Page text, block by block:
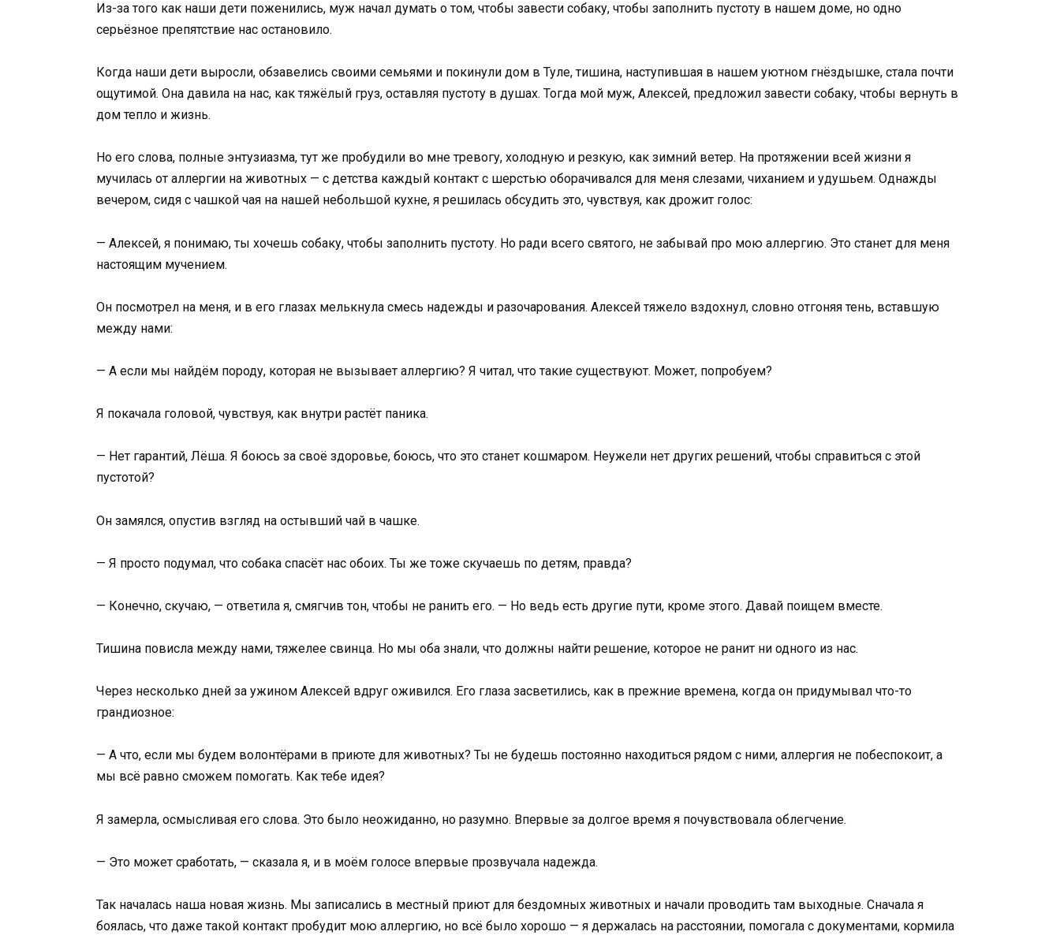
Из-за того как наши дети поженились, муж начал думать о том, чтобы завести собаку, чтобы заполнить пустоту в нашем доме, но одно
серьёзное препятствие нас остановило.
Когда наши дети выросли, обзавелись своими семьями и покинули дом в Туле, тишина, наступившая в нашем уютном гнёздышке, стала почти
ощутимой. Она давила на нас, как тяжёлый груз, оставляя пустоту в душах. Тогда мой муж, Алексей, предложил завести собаку, чтобы вернуть в
дом тепло и жизнь.
Но его слова, полные энтузиазма, тут же пробудили во мне тревогу, холодную и резкую, как зимний ветер. На протяжении всей жизни я
мучилась от аллергии на животных — с детства каждый контакт с шерстью оборачивался для меня слезами, чиханием и удушьем. Однажды
вечером, сидя с чашкой чая на нашей небольшой кухне, я решилась обсудить это, чувствуя, как дрожит голос:
— Алексей, я понимаю, ты хочешь собаку, чтобы заполнить пустоту. Но ради всего святого, не забывай про мою аллергию. Это станет для меня
настоящим мучением.
Он посмотрел на меня, и в его глазах мелькнула смесь надежды и разочарования. Алексей тяжело вздохнул, словно отгоняя тень, вставшую
между нами:
— А если мы найдём породу, которая не вызывает аллергию? Я читал, что такие существуют. Может, попробуем?
Я покачала головой, чувствуя, как внутри растёт паника.
— Нет гарантий, Лёша. Я боюсь за своё здоровье, боюсь, что это станет кошмаром. Неужели нет других решений, чтобы справиться с этой
пустотой?
Он замялся, опустив взгляд на остывший чай в чашке.
— Я просто подумал, что собака спасёт нас обоих. Ты же тоже скучаешь по детям, правда?
— Конечно, скучаю, — ответила я, смягчив тон, чтобы не ранить его. — Но ведь есть другие пути, кроме этого. Давай поищем вместе.
Тишина повисла между нами, тяжелее свинца. Но мы оба знали, что должны найти решение, которое не ранит ни одного из нас.
Через несколько дней за ужином Алексей вдруг оживился. Его глаза засветились, как в прежние времена, когда он придумывал что-то
грандиозное:
— А что, если мы будем волонтёрами в приюте для животных? Ты не будешь постоянно находиться рядом с ними, аллергия не побеспокоит, а
мы всё равно сможем помогать. Как тебе идея?
Я замерла, осмысливая его слова. Это было неожиданно, но разумно. Впервые за долгое время я почувствовала облегчение.
— Это может сработать, — сказала я, и в моём голосе впервые прозвучала надежда.
Так началась наша новая жизнь. Мы записались в местный приют для бездомных животных и начали проводить там выходные. Сначала я
боялась, что даже такой контакт пробудит мою аллергию, но всё было хорошо — я держалась на расстоянии, помогала с документами, кормила